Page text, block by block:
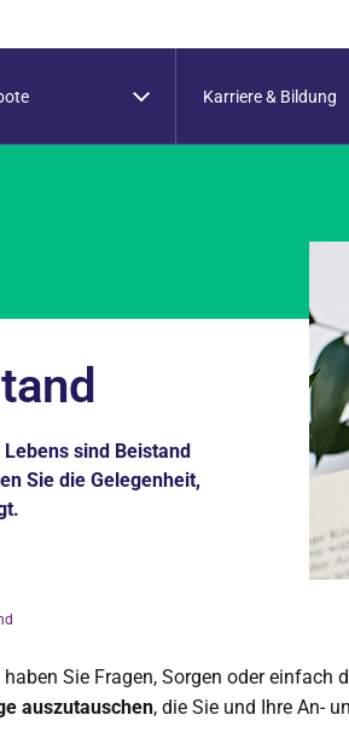
Karriere & Bildung
sind Beistand
Sie die Gelegenheit,
Sie Fragen, Sorgen oder einfach
auszutauschen, die Sie und Ihre An-